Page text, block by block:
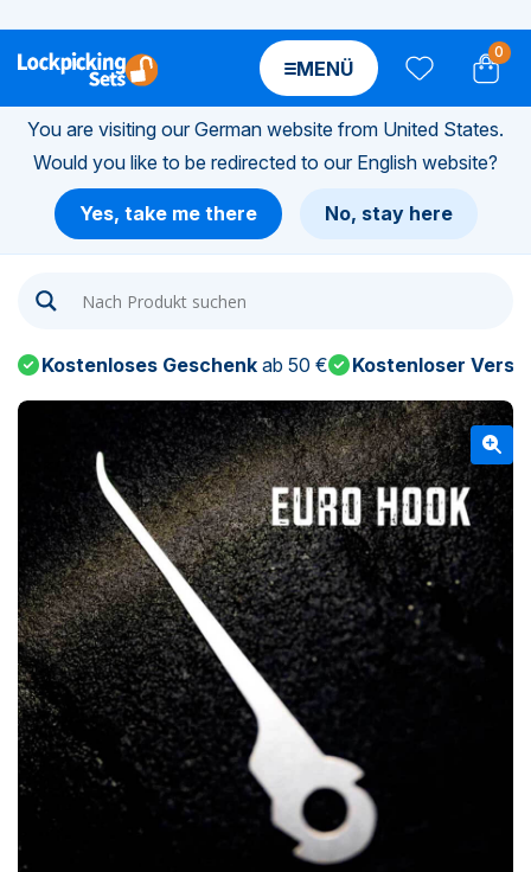
0
MENÜ
You are visiting our German website from United States.
Would you like to be redirected to our English website?
Yes, take me there No, stay here
Kostenloses Geschenk ab 50 € Kostenloser